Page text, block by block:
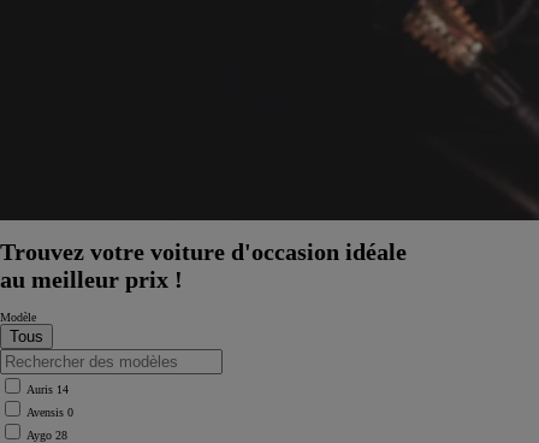
Trouvez votre voiture d'occasion idéale
au meilleur prix !
Modèle
Auris 14
Avensis 0
Aygo 28